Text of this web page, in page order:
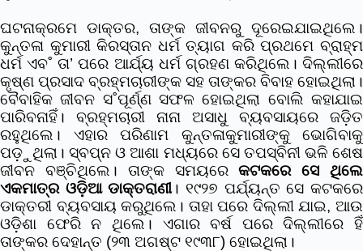
ଘଟନାକ୍ରମେ ଡାକ୍ତର, ତାଙ୍କ ଜୀବନରୁ ଦୂରେଇଯାଇଥିଲେ।
କୁନ୍ତଳା କୁମାରୀ କିରସ୍ତାନ ଧର୍ମ ତ୍ୟାଗ କରି ପ୍ରଥମେ ବ୍ରାହ୍ମ
ଧର୍ମ ଏବ˚ ତା’ ପରେ ଆର୍ଯ୍ୟ ଧର୍ମ ଗ୍ରହଣ କରିଥିଲେ। ଦିଲ୍ଲୀରେ
କୃଷ୍ଣ ପ୍ରସାଦ ବ୍ରହ୍ମଚାରୀଙ୍କ ସହ ତାଙ୍କର ବିବାହ ହୋଇଥିଲା।
ବୈବାହିକ ଜୀବନ ସ˚ପୂର୍ଣ୍ଣ ସଫଳ ହୋଇଥିଲା ବୋଲି କହାଯାଇ
ପାରିବନାହିଁ। ବ୍ରହ୍ମଚାରୀ ନାନା ଅସାଧୁ ବ୍ୟବସାୟରେ ଜଡ଼ିତ
ରହୁଥିଲେ। ଏହାର ପରିଣାମ କୁନ୍ତଳାକୁମାରୀଙ୍କୁ ଭୋଗିବାକୁ
ପଡ଼ୁଥିଲା। ସ୍ବପ୍ନ ଓ ଆଶା ମଧ୍ୟରେ ସେ ତପସ୍ବିନୀ ଭଳି ଶେଷ
ଜୀବନ ବଞ୍ଚିଥିଲେ। ତାଙ୍କ ସମୟରେକଟକରେ ସେ ଥିଲେ
ଏକମାତ୍ର ଓଡ଼ିଆ ଡାକ୍ତରାଣୀ। ୧୯୨୭ ପର୍ଯ୍ୟନ୍ତ ସେ କଟକରେ
ଡାକ୍ତରୀ ବ୍ୟବସାୟ କରୁଥିଲେ। ତାହା ପରେ ଦିଲ୍ଲୀ ଯାଇ, ଆଉ
ଓଡ଼ିଶା ଫେରି ନ ଥିଲେ। ଏଗାର ବର୍ଷ ପରେ ଦିଲ୍ଲୀରେ ହିଁ
ତାଙ୍କର ଦେହାନ୍ତ (୨୩ ଅଗଷ୍ଟ ୧୯୩୮) ହୋଇଥିଲା।